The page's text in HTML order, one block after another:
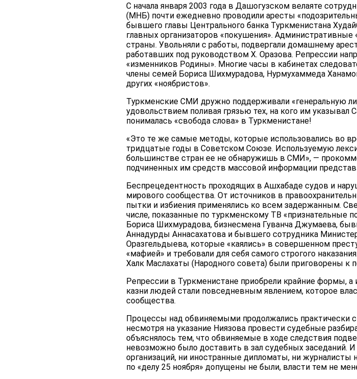
С начала января 2003 года в Дашогузском велаяте
(МНБ) почти ежедневно проводили аресты
бывшего главы Центрального банка Туркменистана
главных организаторов «покушения».
страны. Увольняли с работы, подвергали домашнему
работавших под руководством Х. Оразова. Репрессии
«изменников Родины». Многие часы в кабинетах
члены семей Бориса Шихмурадова, Нурмухаммеда
других «ноябристов».
Туркменские СМИ дружно поддерживали «генеральную
удовольствием поливая грязью тех, на кого им
понималась «свобода слова» в Туркменистане!
«Это те же самые методы, которые использовались во
тридцатые годы в Советском Союзе. Используемую
большинстве стран ее не обнаружишь в СМИ», —
подчиненных им средств массовой информации
Беспрецедентность проходящих в Ашхабаде судов и
мирового сообщества. От источников в
пытки и избиения применялись ко всем задержанным.
числе, показанные по туркменскому ТВ «признательные
Бориса Шихмурадова, бизнесмена Гуванча Джумаева,
Аннадурды Аннасахатова и бывшего сотрудника
Оразгельдыева, которые «каялись» в совершенном
«мафией» и требовали для себя самого строгого
Халк Маслахаты (Народного совета) были приговорены к
Репрессии в Туркменистане приобрели крайние формы,
казни людей стали повседневным явлением, которое
сообщества.
Процессы над обвиняемыми продолжались практически с
несмотря на указание Ниязова провести судебные
объяснялось тем, что обвиняемые в ходе следствия
невозможно было доставить в зал судебных заседаний.
организаций, ни иностранные дипломаты, ни
по «делу 25 ноября» допущены не были, власти тем не